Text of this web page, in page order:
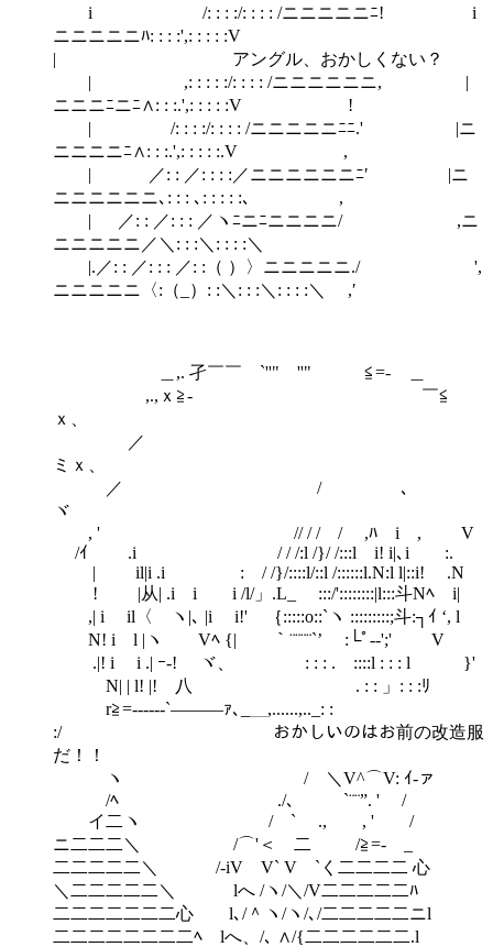
i /: : : :/: : : : /ニニニニニﾆ! i
ニニニニニﾊ: : : :',: : : : :V
| アングル、おかしくない？
| ,: : : : :/: : : : /ニニニニニニ, |
ニニニﾆニﾆ∧: : :.',: : : : :V !
| /: : : :/: : : : /ニニニニニﾆﾆ.' |ニ
ニニニニﾆ∧: : :.',: : : : :.V ,
| ／: : ／: : : :／ニニニニニニﾆ′ |ニ
ニニニニニニ､: : : ､: : : : :､ ,
| ／: : ／: : : ／ヽﾆニﾆニニニニ/ ,ニ
ニニニニニ／＼: : :＼: : : :＼
|.／: : ／: : : ／: :（ ）〉ニニニニニ./ ',
ニニニニニ〈:（_）: :＼: : :＼: : : :＼ ,′
＿,. 孑￣￣ `''" ''" ≦=- ＿
,.,ｘ≧- ￣≦
ｘ、
／
ミｘ、
／ / ､
ヾ
, ' // / / / ,ﾊ i , V
/ｲ .i / / /:l /}/ /:::l i! i|､i :.
| il|i .i : / /}/::::l/::l /::::::l.N:l l|::i! .N
! |从| .i i i /l/」.L_ :::/'::::::::|l:::斗Nﾍ i|
,| i il〈 ヽ|､ |i i!' ｛:::::o::`ヽ :::::::::;斗:┐ｲ ‘, l
N! i l |ヽ Vﾍ {| ｀¨¨¨¨`’ :└ﾟ-‐';' V
.|! i i .| ｰ-! ヾ、 : : : . ::::l : : : l }'
N| | l! |! 八 . : : 」: : :ﾘ
r≧=------`―――ｧ､_＿,......,.._: :
:/ おかしいのはお前の改造服
だ！！
ヽ / ＼V^⌒V: ｲ-ァ
/ﾍ ./、 `¨¨”. ' /
イ二ヽ / ` ., , ' /
ニ二二二＼ /⌒'＜ 二 /≧=- _
二二二二二＼ /-iV V` V `く二二二二 心
＼二二二二二＼ lへ /ヽ/＼/V二二二二二ﾊ
二二二二二二二心 l､/＾ヽ/ヽ/､/二二二二二ニl
二二二二二二二二ﾍ lへ、/､ ∧/{二二二二二二.l